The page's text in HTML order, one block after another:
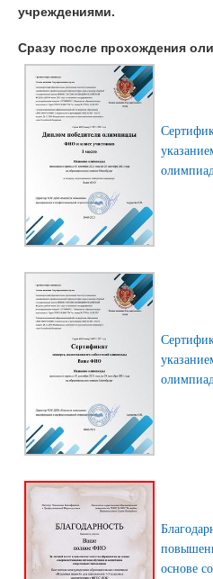
учреждениями.
Сразу после прохождения
основе